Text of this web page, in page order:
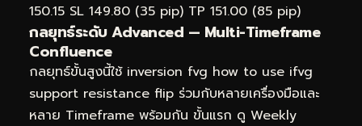
150.15 SL 149.80 (35 pip) TP 151.00 (85 pip)
กลยุทธ์ระดับ Advanced — Multi-Timeframe
Confluence
กลยุทธ์ขั้นสูงนี้ใช้ inversion fvg how to use ifvg
support resistance flip ร่วมกับหลายเครื่องมือและ
หลาย Timeframe พร้อมกัน ขั้นแรก ดู Weekly